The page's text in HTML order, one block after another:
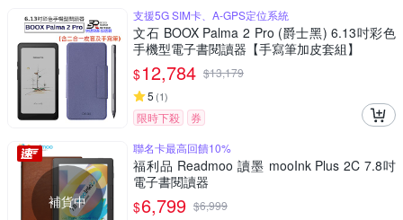
支援5G SIM卡、A-GPS定位系統
文石 BOOX Palma 2 Pro (爵士黑) 6.13吋彩色
手機型電子書閱讀器【手寫筆加皮套組】
$12,784 $13,179
5 (1)
限時下殺 券
補貨中
聯名卡最高回饋10%
福利品 Readmoo 讀墨 mooInk Plus 2C 7.8吋
電子書閱讀器
$6,799 $6,999